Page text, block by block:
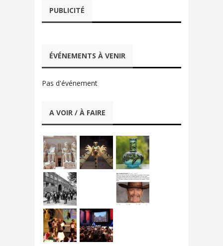
PUBLICITÉ
ÉVÉNEMENTS À VENIR
Pas d'événement
A VOIR / À FAIRE